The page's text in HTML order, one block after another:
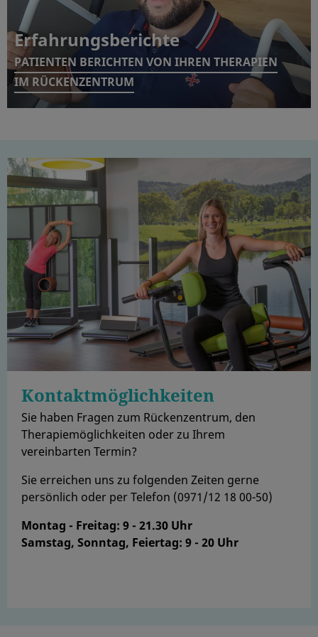
Erfahrungsberichte
PATIENTEN BERICHTEN VON IHREN THERAPIEN
IM RÜCKENZENTRUM
Kontaktmöglichkeiten
Sie haben Fragen zum Rückenzentrum, den
Therapiemöglichkeiten oder zu Ihrem
vereinbarten Termin?
Sie erreichen uns zu folgenden Zeiten gerne
persönlich oder per Telefon (0971/12 18 00-50)
Montag - Freitag: 9 - 21.30 Uhr
Samstag, Sonntag, Feiertag: 9 - 20 Uhr